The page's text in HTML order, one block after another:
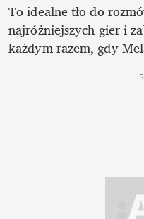
To idealne tło do
najróżniejszych gier i
każdym razem, gdy